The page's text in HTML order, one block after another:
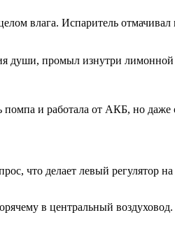
влага. Испаритель
души, промыл изнутри
и работала от АКБ, но даже
что делает левый регулятор
в центральный